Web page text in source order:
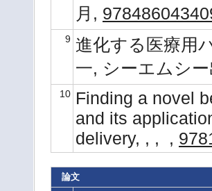
月,
9 進化する医療用
一, シーエムシ
10 Finding a novel
and its
delivery, , , ,
論文